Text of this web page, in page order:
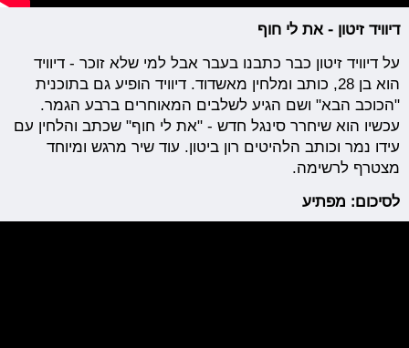
דיוויד זיטון - את לי חוף
על דיוויד זיטון כבר כתבנו בעבר אבל למי שלא זוכר - דיוויד
הוא בן 28, כותב ומלחין מאשדוד. דיוויד הופיע גם בתוכנית
"הכוכב הבא" ושם הגיע לשלבים המאוחרים ברבע הגמר.
עכשיו הוא שיחרר סינגל חדש - "את לי חוף" שכתב והלחין עם
עידו נמר וכותב הלהיטים רון ביטון. עוד שיר מרגש ומיוחד
מצטרף לרשימה.
לסיכום: מפתיע